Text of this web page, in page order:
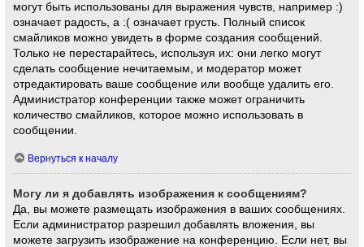
могут быть использованы для выражения чувств, например :)
означает радость, а :( означает грусть. Полный список
смайликов можно увидеть в форме создания сообщений.
Только не перестарайтесь, используя их: они легко могут
сделать сообщение нечитаемым, и модератор может
отредактировать ваше сообщение или вообще удалить его.
Администратор конференции также может ограничить
количество смайликов, которое можно использовать в
сообщении.
Вернуться к началу
Могу ли я добавлять изображения к сообщениям?
Да, вы можете размещать изображения в ваших сообщениях.
Если администратор разрешил добавлять вложения, вы
можете загрузить изображение на конференцию. Если нет, вы